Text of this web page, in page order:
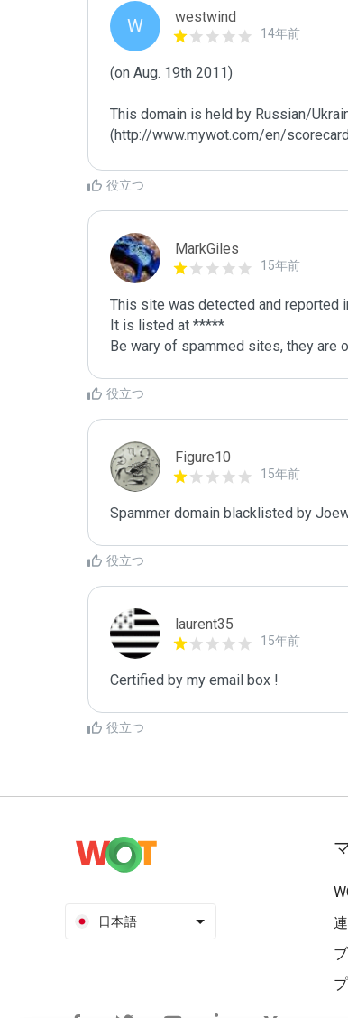
W westwind
14年前
(on Aug. 19th 2011)
This domain is held by Russian/
(http://www.mywot.com/en/
役立つ
MarkGiles
15年前
This site was detected and reported
It is listed at *****
Be wary of spammed sites, they are
役立つ
Figure10
15年前
Spammer domain blacklisted by
役立つ
laurent35
15年前
Certified by my email box !
役立つ
日本語